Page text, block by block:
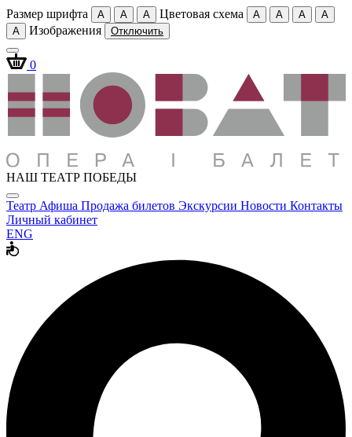
Размер шрифта A A A Цветовая схема A A A
A
A
Изображения Отключить
0
НАШ ТЕАТР ПОБЕДЫ
Театр Афиша Продажа билетов Экскурсии Новости Контакты
Личный кабинет
ENG